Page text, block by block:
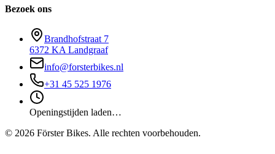
Bezoek ons
Brandhofstraat 7
6372 KA Landgraaf
info@forsterbikes.nl
+31 45 525 1976
Openingstijden laden…
© 2026 Förster Bikes. Alle rechten voorbehouden.